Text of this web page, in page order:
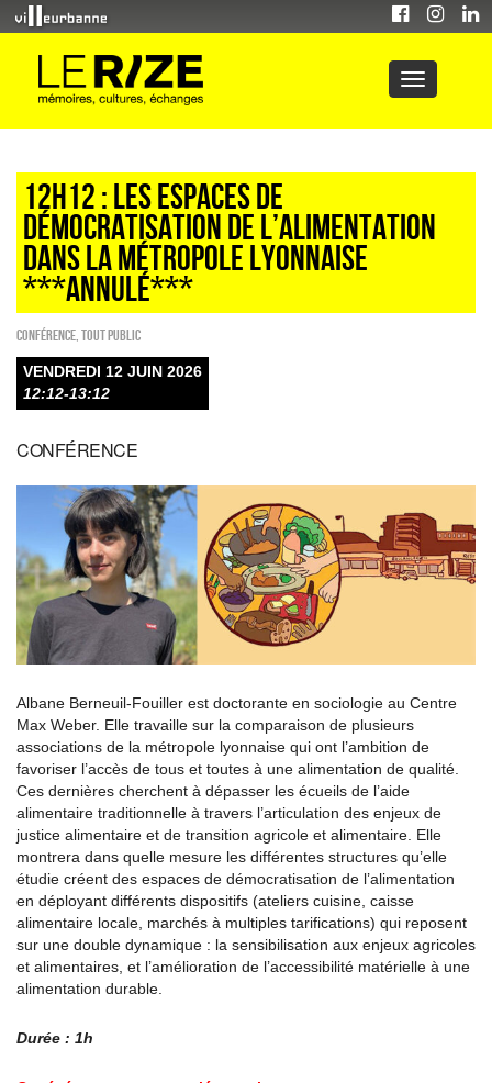
12H12 : Les espaces de
démocratisation de l’alimentation
dans la métropole lyonnaise
***ANNULÉ***
Conférence Tout public
VENDREDI 12 JUIN 2026
12:12-13:12
CONFÉRENCE
Albane Berneuil-Fouiller est doctorante en sociologie au Centre
Max Weber. Elle travaille sur la comparaison de plusieurs
associations de la métropole lyonnaise qui ont l’ambition de
favoriser l’accès de tous et toutes à une alimentation de qualité.
Ces dernières cherchent à dépasser les écueils de l’aide
alimentaire traditionnelle à travers l’articulation des enjeux de
justice alimentaire et de transition agricole et alimentaire. Elle
montrera dans quelle mesure les différentes structures qu’elle
étudie créent des espaces de démocratisation de l’alimentation
en déployant différents dispositifs (ateliers cuisine, caisse
alimentaire locale, marchés à multiples tarifications) qui reposent
sur une double dynamique : la sensibilisation aux enjeux agricoles
et alimentaires, et l’amélioration de l’accessibilité matérielle à une
alimentation durable.
Durée : 1h